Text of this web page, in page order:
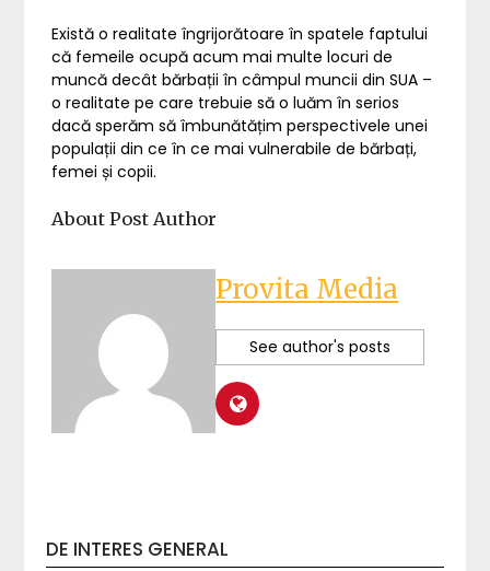
Există o realitate îngrijorătoare în spatele faptului
că femeile ocupă acum mai multe locuri de
muncă decât bărbații în câmpul muncii din SUA –
o realitate pe care trebuie să o luăm în serios
dacă sperăm să îmbunătățim perspectivele unei
populații din ce în ce mai vulnerabile de bărbați,
femei și copii.
About Post Author
Provita Media
See author's posts
DE INTERES GENERAL